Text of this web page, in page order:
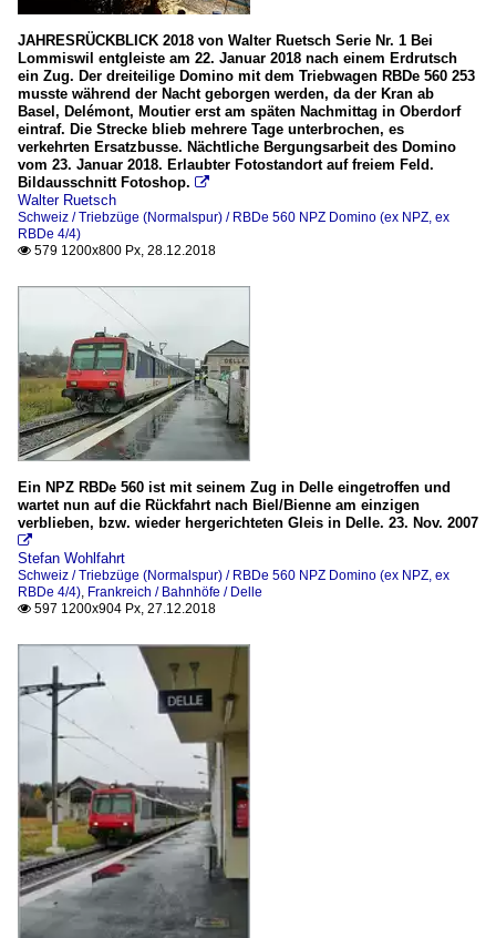
JAHRESRÜCKBLICK 2018 von Walter Ruetsch Serie Nr. 1 Bei
Lommiswil entgleiste am 22. Januar 2018 nach einem Erdrutsch
ein Zug. Der dreiteilige Domino mit dem Triebwagen RBDe 560 253
musste während der Nacht geborgen werden, da der Kran ab
Basel, Delémont, Moutier erst am späten Nachmittag in Oberdorf
eintraf. Die Strecke blieb mehrere Tage unterbrochen, es
verkehrten Ersatzbusse. Nächtliche Bergungsarbeit des Domino
vom 23. Januar 2018. Erlaubter Fotostandort auf freiem Feld.
Bildausschnitt Fotoshop. 
Walter Ruetsch
Schweiz / Triebzüge (Normalspur) / RBDe 560 NPZ Domino (ex NPZ, ex
RBDe 4/4)
 579 1200x800 Px, 28.12.2018
Ein NPZ RBDe 560 ist mit seinem Zug in Delle eingetroffen und
wartet nun auf die Rückfahrt nach Biel/Bienne am einzigen
verblieben, bzw. wieder hergerichteten Gleis in Delle. 23. Nov. 2007

Stefan Wohlfahrt
Schweiz / Triebzüge (Normalspur) / RBDe 560 NPZ Domino (ex NPZ, ex
RBDe 4/4), Frankreich / Bahnhöfe / Delle
 597 1200x904 Px, 27.12.2018